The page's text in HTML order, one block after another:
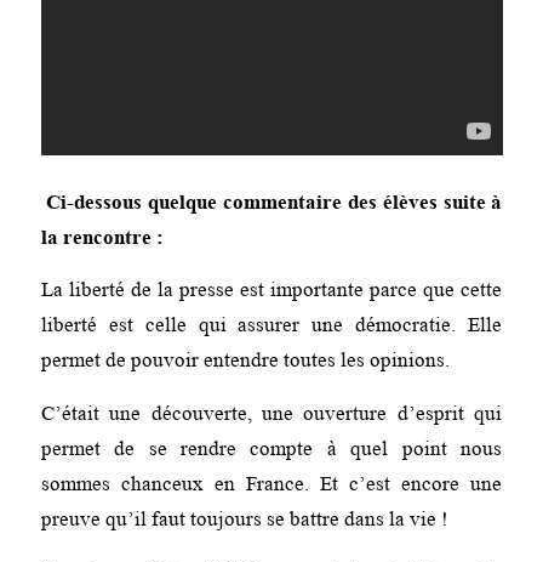
Ci-dessous quelque commentaire des élèves suite à
la rencontre :
La liberté de la presse est importante parce que cette
liberté est celle qui assurer une démocratie. Elle
permet de pouvoir entendre toutes les opinions.
C’était une découverte, une ouverture d’esprit qui
permet de se rendre compte à quel point nous
sommes chanceux en France. Et c’est encore une
preuve qu’il faut toujours se battre dans la vie !